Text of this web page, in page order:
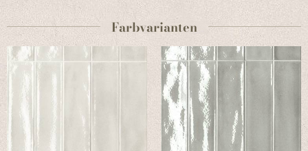
Farbvarianten